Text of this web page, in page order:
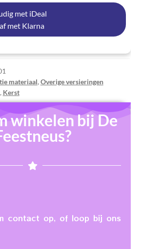
met iDeal
met Klarna
materiaal, Overige versieringen
, Kerst
winkelen bij De
contact op, of loop bij ons